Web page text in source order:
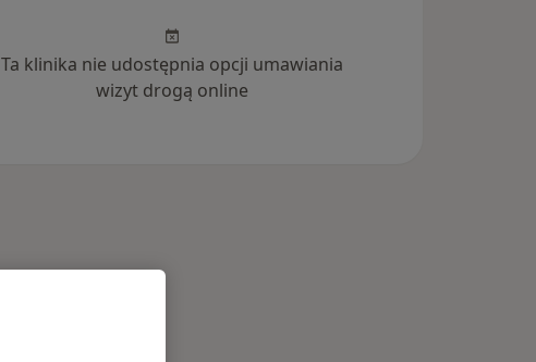
Ta klinika nie udostępnia opcji umawiania
wizyt drogą online